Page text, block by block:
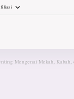
Mengenai Mekah,